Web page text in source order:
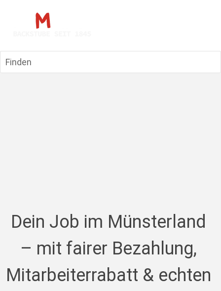
Finden
Dein Job im Münsterland
– mit fairer Bezahlung,
Mitarbeiterrabatt & echten